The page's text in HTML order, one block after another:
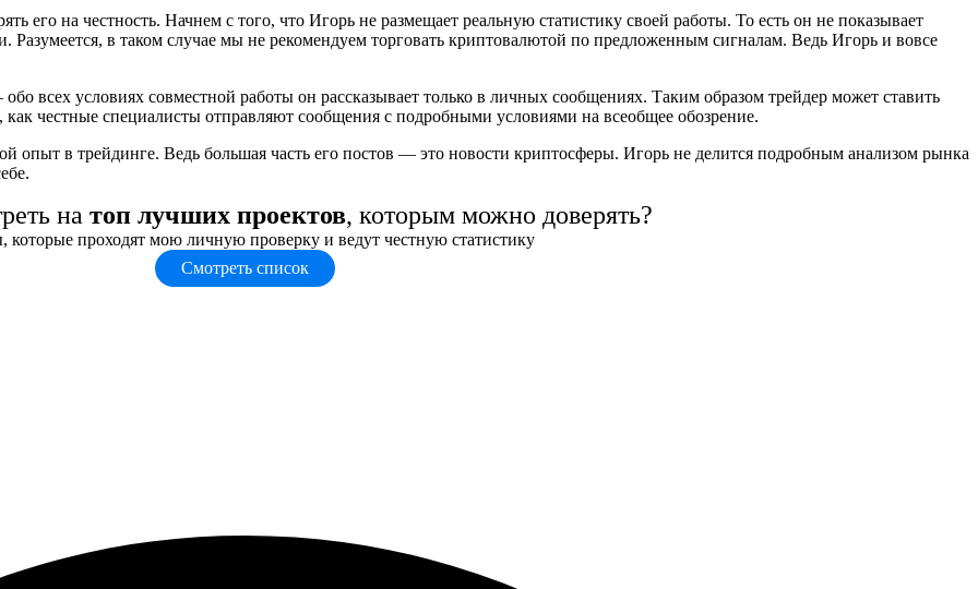
его на честность. Начнем с того, что Игорь не размещает реальную статистику своей работы. То есть он не показывает
Разумеется, в таком случае мы не рекомендуем торговать криптовалютой по предложенным сигналам. Ведь Игорь и вовсе
всех условиях совместной работы он рассказывает только в личных сообщениях. Таким образом трейдер может ставить
честные специалисты отправляют сообщения с подробными условиями на всеобщее обозрение.
опыт в трейдинге. Ведь большая часть его постов — это новости криптосферы. Игорь не делится подробным анализом рынка
на топ лучших проектов, которым можно доверять?
которые проходят мою личную проверку и ведут честную статистику
Смотреть список